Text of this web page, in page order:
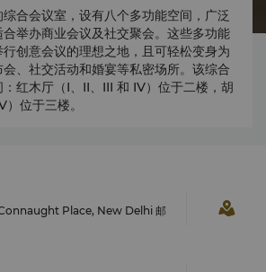
合会议室，设有八个多功能空间，广泛
举办商业会议及社交聚会。这些多功能
创意会议的理想之地，且可轻松变身为
、社交活动和婚宴等私密场所。该综合
红木厅（I、II、III 和 IV）位于二楼，胡
位于三楼。
Place, New Delhi 邮